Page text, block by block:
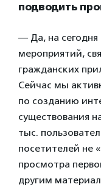
подводить
— Да, на сегодня
мероприятий,
гражданских
Сейчас мы
по созданию
существования
тыс.
посетителей не
просмотра
другим